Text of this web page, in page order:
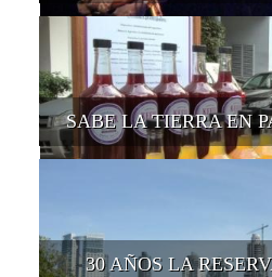
SABE LA TIERRA EN
30 AÑOS LA